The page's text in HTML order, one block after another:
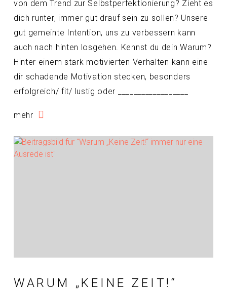
von dem Trend zur Selbstperfektionierung? Zieht es
dich runter, immer gut drauf sein zu sollen? Unsere
gut gemeinte Intention, uns zu verbessern kann
auch nach hinten losgehen. Kennst du dein Warum?
Hinter einem stark motivierten Verhalten kann eine
dir schadende Motivation stecken, besonders
erfolgreich/ fit/ lustig oder __________________
mehr
WARUM „KEINE ZEIT!“